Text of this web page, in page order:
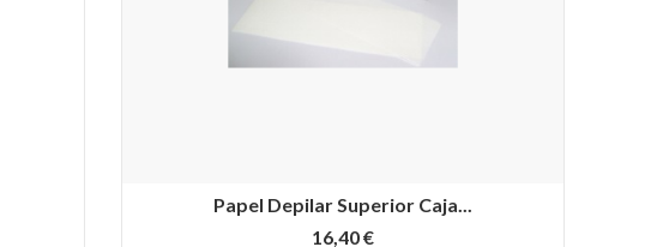
Papel Depilar Superior Caja...
16,40 €